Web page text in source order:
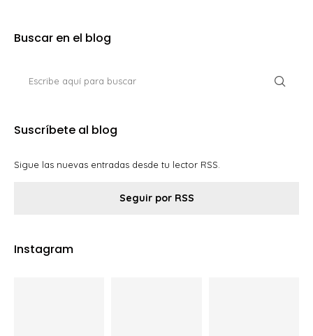
Buscar en el blog
Suscríbete al blog
Sigue las nuevas entradas desde tu lector RSS.
Seguir por RSS
Instagram